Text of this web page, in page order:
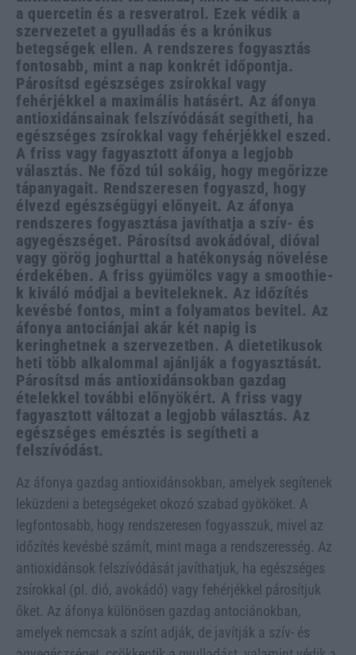
a quercetin és a resveratrol. Ezek védik a
szervezetet a gyulladás és a krónikus
betegségek ellen. A rendszeres fogyasztás
fontosabb, mint a nap konkrét időpontja.
Párosítsd egészséges zsírokkal vagy
fehérjékkel a maximális hatásért. Az áfonya
antioxidánsainak felszívódását segítheti, ha
egészséges zsírokkal vagy fehérjékkel eszed.
A friss vagy fagyasztott áfonya a legjobb
választás. Ne főzd túl sokáig, hogy megőrizze
tápanyagait. Rendszeresen fogyaszd, hogy
élvezd egészségügyi előnyeit. Az áfonya
rendszeres fogyasztása javíthatja a szív- és
agyegészséget. Párosítsd avokádóval, dióval
vagy görög joghurttal a hatékonyság növelése
érdekében. A friss gyümölcs vagy a smoothie-
k kiváló módjai a beviteleknek. Az időzítés
kevésbé fontos, mint a folyamatos bevitel. Az
áfonya antociánjai akár két napig is
keringhetnek a szervezetben. A dietetikusok
heti több alkalommal ajánlják a fogyasztását.
Párosítsd más antioxidánsokban gazdag
ételekkel további előnyökért. A friss vagy
fagyasztott változat a legjobb választás. Az
egészséges emésztés is segítheti a
felszívódást.
Az áfonya gazdag antioxidánsokban, amelyek segítenek
leküzdeni a betegségeket okozó szabad gyököket. A
legfontosabb, hogy rendszeresen fogyasszuk, mivel az
időzítés kevésbé számít, mint maga a rendszeresség. Az
antioxidánsok felszívódását javíthatjuk, ha egészséges
zsírokkal (pl. dió, avokádó) vagy fehérjékkel párosítjuk
őket. Az áfonya különösen gazdag antociánokban,
amelyek nemcsak a színt adják, de javítják a szív- és